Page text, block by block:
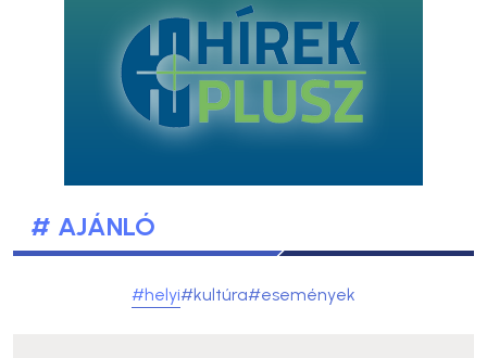
# AJÁNLÓ
#helyi#kultúra#események